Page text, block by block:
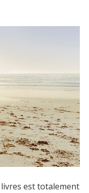
livres est totalement